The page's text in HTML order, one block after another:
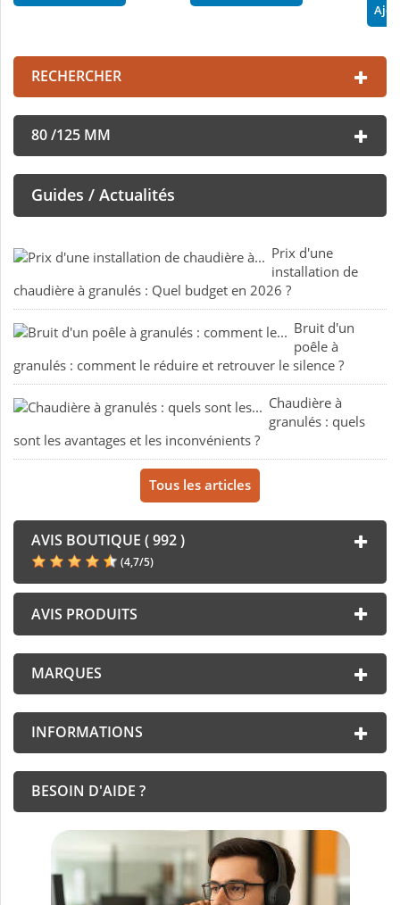
RECHERCHER
80 /125 MM
Guides / Actualités
Prix d'une
installation de
chaudière à granulés : Quel budget en 2026 ?
Bruit d'un
poêle à
granulés : comment le réduire et retrouver le silence ?
Chaudière à
granulés : quels
sont les avantages et les inconvénients ?
Tous les articles
AVIS BOUTIQUE ( 992 )
(4,7/5)
AVIS PRODUITS
MARQUES
INFORMATIONS
BESOIN D'AIDE ?